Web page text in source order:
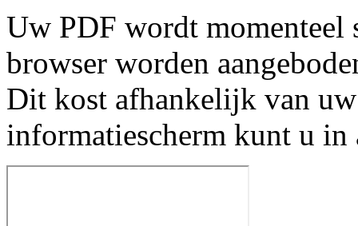
Uw PDF wordt momenteel
browser worden
Dit kost afhankelijk van
informatiescherm kunt u